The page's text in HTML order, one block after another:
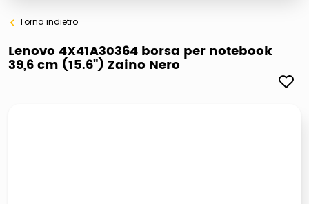
elenchi telefonici
orologio parete
Torna indietro
Lenovo 4X41A30364 borsa per notebook
39,6 cm (15.6") Zaino Nero